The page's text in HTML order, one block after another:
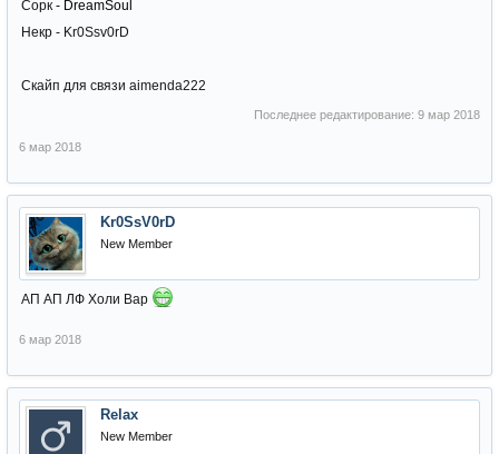
Сорк - DreamSoul
Некр - Kr0Ssv0rD
Скайп для связи aimenda222
Последнее редактирование: 9 мар 2018
6 мар 2018
Kr0SsV0rD
New Member
АП АП ЛФ Холи Вар
6 мар 2018
Relax
New Member